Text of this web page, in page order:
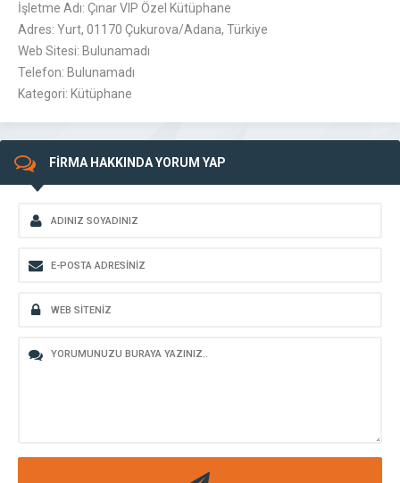
İşletme Adı: Çınar VIP Özel Kütüphane
Adres: Yurt, 01170 Çukurova/Adana, Türkiye
Web Sitesi: Bulunamadı
Telefon: Bulunamadı
Kategori: Kütüphane
FİRMA HAKKINDA YORUM YAP